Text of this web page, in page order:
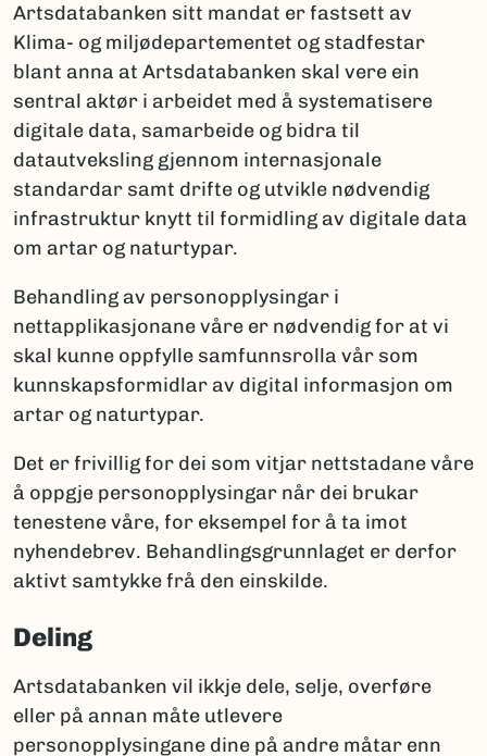
Artsdatabanken sitt mandat er fastsett av
Klima- og miljødepartementet og stadfestar
blant anna at Artsdatabanken skal vere ein
sentral aktør i arbeidet med å systematisere
digitale data, samarbeide og bidra til
datautveksling gjennom internasjonale
standardar samt drifte og utvikle nødvendig
infrastruktur knytt til formidling av digitale data
om artar og naturtypar.
Behandling av personopplysingar i
nettapplikasjonane våre er nødvendig for at vi
skal kunne oppfylle samfunnsrolla vår som
kunnskapsformidlar av digital informasjon om
artar og naturtypar.
Det er frivillig for dei som vitjar nettstadane våre
å oppgje personopplysingar når dei brukar
tenestene våre, for eksempel for å ta imot
nyhendebrev. Behandlingsgrunnlaget er derfor
aktivt samtykke frå den einskilde.
Deling
Artsdatabanken vil ikkje dele, selje, overføre
eller på annan måte utlevere
personopplysingane dine på andre måtar enn